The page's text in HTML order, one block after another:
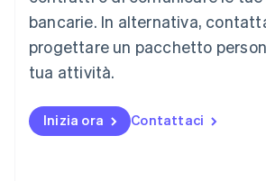
bancarie. In alternativa,
progettare un pacchetto
tua attività.
Inizia ora Contattaci
Malta
Messico
EspañolEnglish
English
Nuova Zelanda